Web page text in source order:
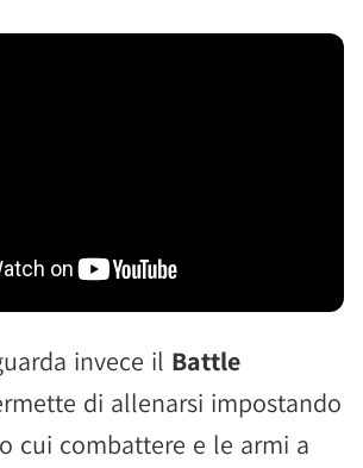
invece il Battle
di allenarsi impostando
cui combattere e le armi a